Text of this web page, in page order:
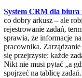
System CRM dla biura
co dobry arkusz – ale
rejestrowanie zadań,
sprawia, że informacje
pracownika.
się przejrzyste: każde
Nikt nie musi pytać „a
spojrzeć na tablicę zadań.